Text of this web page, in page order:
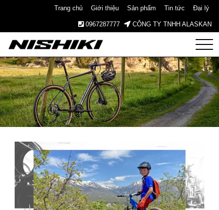
Trang chủ Giới thiệu Sản phẩm Tin tức Đại lý
0967287777 CÔNG TY TNHH ALASKAN
Nishiki
– Xe
Đạp
Nhật
Bản –
Since